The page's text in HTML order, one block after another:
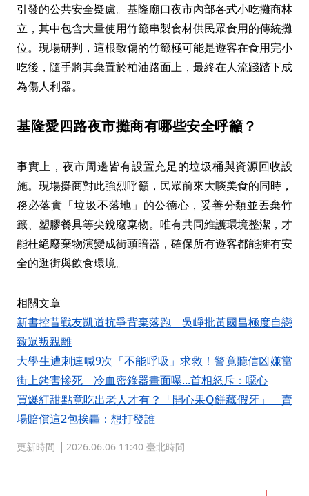
引發的公共安全疑慮。基隆廟口夜市內部各式小吃攤商林
立，其中包含大量使用竹籤串製食材供民眾食用的傳統攤
位。現場研判，這根致傷的竹籤極可能是遊客在食用完小
吃後，隨手將其棄置於柏油路面上，最終在人流踐踏下成
為傷人利器。
基隆愛四路夜市攤商有哪些安全呼籲？
事實上，夜市周邊皆有設置充足的垃圾桶與資源回收設
施。現場攤商對此強烈呼籲，民眾前來大啖美食的同時，
務必落實「垃圾不落地」的公德心，妥善分類並丟棄竹
籤、塑膠餐具等尖銳廢棄物。唯有共同維護環境整潔，才
能杜絕廢棄物演變成街頭暗器，確保所有遊客都能擁有安
全的逛街與飲食環境。
相關文章
新書控昔戰友凱道抗爭背棄落跑 吳崢批黃國昌極度自戀
致眾叛親離
大學生遭刺連喊9次「不能呼吸」求救！警竟聽信凶嫌當
街上銬害慘死 冷血密錄器畫面曝...首相怒斥：噁心
買爆紅甜點竟吃出老人才有？「開心果Q餅藏假牙」 賣
場賠償這2包挨轟：想打發誰
更新時間 2026.06.06 11:40 臺北時間